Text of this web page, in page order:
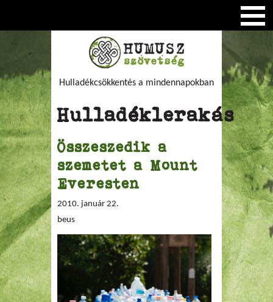
Hulladékcsökkentés a mindennapokban
Hulladéklerakás
Összeszedik a
szemetet a Mount
Everesten
2010. január 22.
beus